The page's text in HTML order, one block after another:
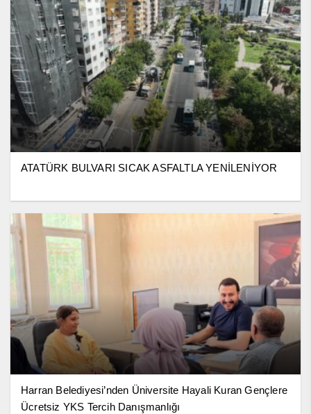
ATATÜRK BULVARI SICAK ASFALTLA YENİLENİYOR
Harran Belediyesi’nden Üniversite Hayali Kuran Gençlere
Ücretsiz YKS Tercih Danışmanlığı